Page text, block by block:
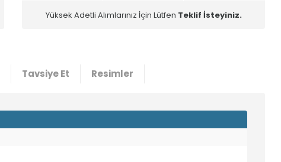
Yüksek Adetli Alımlarınız İçin Lütfen Teklif İsteyiniz.
Tavsiye Et Resimler